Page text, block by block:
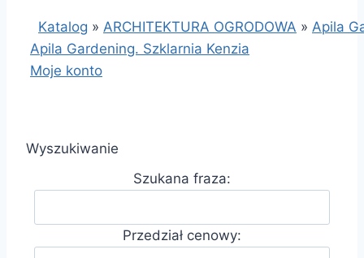
Katalog » ARCHITEKTURA OGRODOWA » Apila
Apila Gardening. Szklarnia Kenzia
Moje konto
Wyszukiwanie
Szukana fraza:
Przedział cenowy: